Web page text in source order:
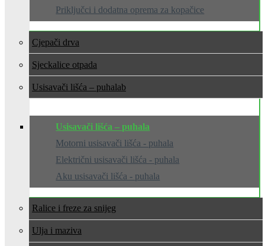
Priključci i dodatna oprema za kopačice
Cjepači drva
Sjeckalice otpada
Usisavači lišća – puhala
Usisavači lišća – puhala
Motorni usisavači lišća - puhala
Električni usisavači lišća - puhala
Aku usisavači lišća - puhala
Ralice i freze za snijeg
Ulja i maziva